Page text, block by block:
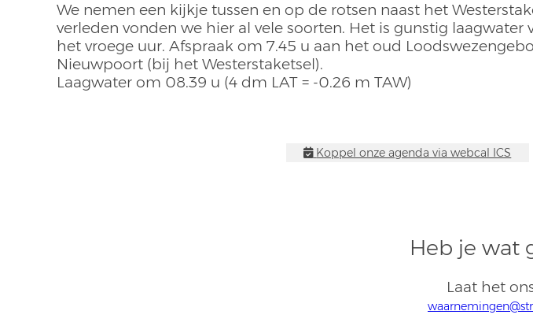
We nemen een kijkje tussen en op de rotsen naast het
verleden vonden we hier al vele soorten. Het is gunstig laagwater
het vroege uur. Afspraak om 7.45 u aan het oud
Nieuwpoort (bij het Westerstaketsel).
Laagwater om 08.39 u (4 dm LAT = -0.26 m TAW)
Koppel onze agenda via webcal ICS
Heb je wat
Laat het